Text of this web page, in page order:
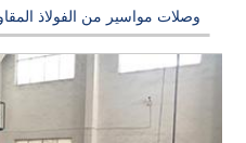
وصلات مواسير من الفولاذ